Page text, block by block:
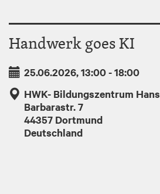
Handwerk goes KI
25.06.2026, 13:00-18:00
HWK- Bildungszentrum
Barbarastr. 7
44357 Dortmund
Deutschland